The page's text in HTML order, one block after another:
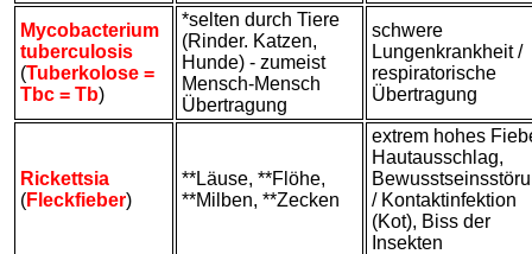
Mycobacterium
tuberculosis
(Tuberkolose =
Tbc = Tb)
*selten durch Tiere
(Rinder. Katzen,
Hunde) - zumeist
Mensch-Mensch
Übertragung
schwere
Lungenkrankheit /
respiratorische
Übertragung
Rickettsia
(Fleckfieber)
**Läuse, **Flöhe,
**Milben, **Zecken
extrem hohes
Hautausschlag,
/ Kontaktinfektion
(Kot), Biss der
Insekten